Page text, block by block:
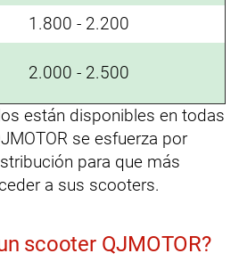
1.800 - 2.200
2.000 - 2.500
están disponibles en todas
se esfuerza por
para que más
a sus scooters.
scooter QJMOTOR?